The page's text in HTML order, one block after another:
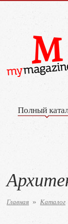
Полный
Главная » Каталог